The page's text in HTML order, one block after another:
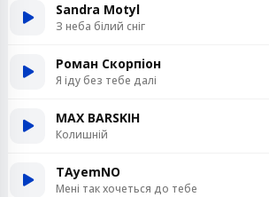
Sandra Motyl
З неба білий сніг
Роман Скорпіон
Я іду без тебе далі
MAX BARSKIH
Колишній
TAyemNO
Мені так хочеться до тебе